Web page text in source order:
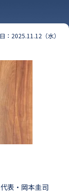
：2025.11.12（水）
表・岡本圭司